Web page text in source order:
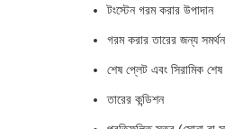
টংস্টেন গরম করার উপাদান
গরম করার তারের জন্য সমর্থন
শেষ প্লেট এবং সিরামিক শেষ
তারের কন্ডিশন